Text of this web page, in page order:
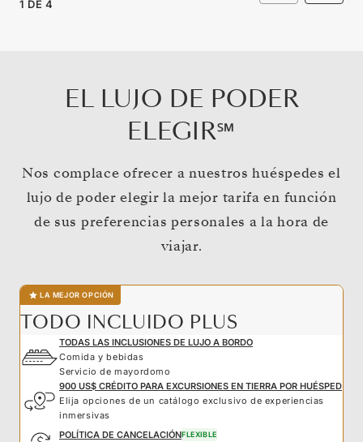
1 DE 4
EL LUJO DE PODER
ELEGIR℠
Nos complace ofrecer a nuestros huéspedes el
lujo de poder elegir la mejor tarifa en función
de sus preferencias personales a la hora de
viajar.
LA MEJOR OPCIÓN
TODO INCLUIDO PLUS
TODAS LAS INCLUSIONES DE LUJO A BORDO
Comida y bebidas
Servicio de mayordomo
900 US$ CRÉDITO PARA EXCURSIONES EN TIERRA POR HUÉSPED
Elija opciones de un catálogo exclusivo de experiencias
inmersivas
POLÍTICA DE CANCELACIÓNFLEXIBLE